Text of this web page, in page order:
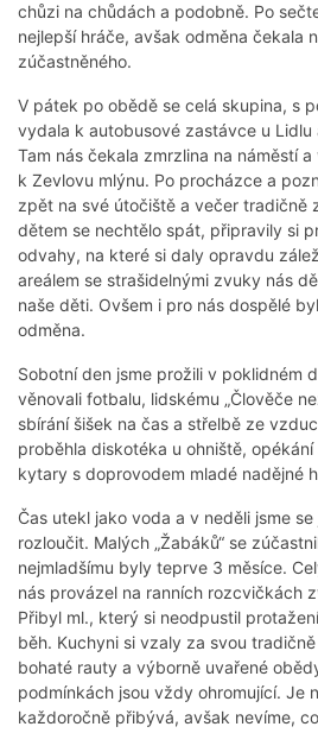
chůzi na chůdách a podobně. Po
nejlepší hráče, avšak odměna čekala
zúčastněného.
V pátek po obědě se celá skupina, s
vydala k autobusové zastávce u Lidlu
Tam nás čekala zmrzlina na náměstí
k Zevlovu mlýnu. Po procházce a
zpět na své útočiště a večer tradičně
dětem se nechtělo spát, připravily si
odvahy, na které si daly opravdu
areálem se strašidelnými zvuky nás
naše děti. Ovšem i pro nás dospělé
odměna.
Sobotní den jsme prožili v poklidném
věnovali fotbalu, lidskému „Člověče
sbírání šišek na čas a střelbě ze
proběhla diskotéka u ohniště,
kytary s doprovodem mladé nadějné
Čas utekl jako voda a v neděli jsme
rozloučit. Malých „Žabáků“ se
nejmladšímu byly teprve 3 měsíce.
nás provázel na ranních rozcvičkách
Přibyl ml., který si neodpustil
běh. Kuchyni si vzaly za svou
bohaté rauty a výborně uvařené
podmínkách jsou vždy ohromující. Je
každoročně přibývá, avšak nevíme,